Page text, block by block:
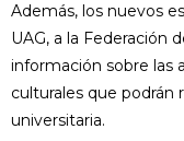
Además, los nuevos
UAG, a la Federación
información sobre las
culturales que podrán
universitaria.